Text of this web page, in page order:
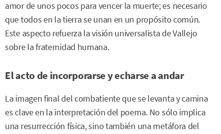
amor de unos pocos para vencer la muerte; es necesario
que todos en la tierra se unan en un propósito común.
Este aspecto refuerza la visión universalista de Vallejo
sobre la fraternidad humana.
El acto de incorporarse y echarse a andar
La imagen final del combatiente que se levanta y camina
es clave en la interpretación del poema. No sólo implica
una resurrección física, sino también una metáfora del